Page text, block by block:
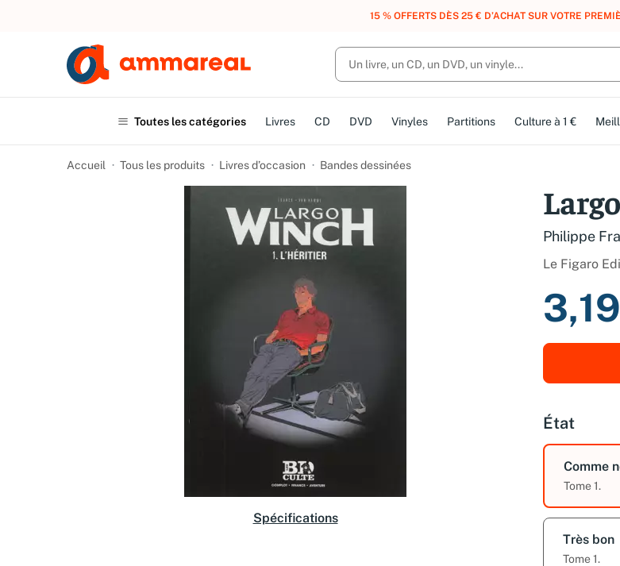
UN ACHAT, DES POINTS, DES RÉCOMPENSES :REJOIGNEZ
Toutes les catégories Livres CD DVD Vinyles Partitions Culture à 1 €
Accueil Tous les produits Livres d’occasion Bandes dessinées
Spécifications
Philippe
Le Figaro
État
Comme
Tome 1.
Très bon
Tome 1.